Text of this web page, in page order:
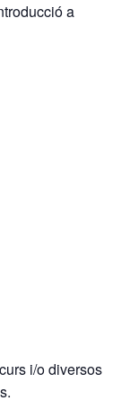
a
i/o diversos